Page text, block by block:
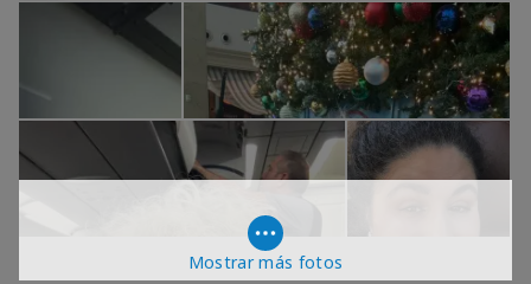
Mostrar más fotos